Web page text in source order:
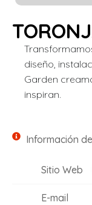
diseño,
Garden
inspiran.
Información
Sitio Web
E-mail